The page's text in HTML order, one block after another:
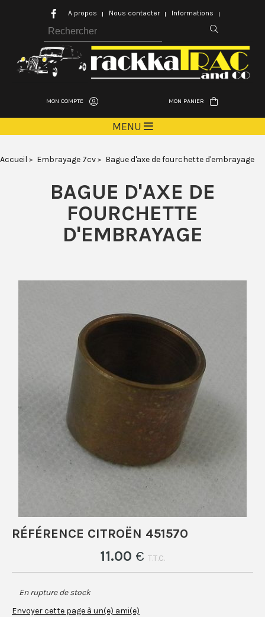
MON COMPTE MON PANIER
MENU
Accueil Embrayage 7cv Bague d'axe de fourchette d'embrayage
BAGUE D'AXE DE
FOURCHETTE
D'EMBRAYAGE
RÉFÉRENCE CITROËN 451570
11.00 € T.T.C.
En rupture de stock
Envoyer cette page à un(e) ami(e)
A propos Nous contacter Informations